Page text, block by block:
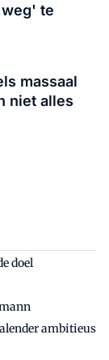
te
massaal
doel
ambitieus